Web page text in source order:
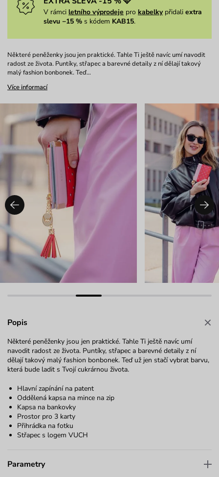
V rámci letního výprodeje pro kabelkypřidali extra
slevu −15 % s kódem KAB15.
Některé peněženky jsou jen praktické. Tahle Ti ještě navíc umí navodit
radost ze života. Puntíky, střapec a barevné detaily z ní dělají takový
malý fashion bonbonek. Teď…
Více informací
Popis
Některé peněženky jsou jen praktické. Tahle Ti ještě navíc umí
navodit radost ze života. Puntíky, střapec a barevné detaily z ní
dělají takový malý fashion bonbonek. Teď už jen stačí vybrat barvu,
která bude ladit s Tvojí cukrárnou života.
Hlavní zapínání na patent
Oddělená kapsa na mince na zip
Kapsa na bankovky
Prostor pro 3 karty
Přihrádka na fotku
Střapec s logem VUCH
Parametry